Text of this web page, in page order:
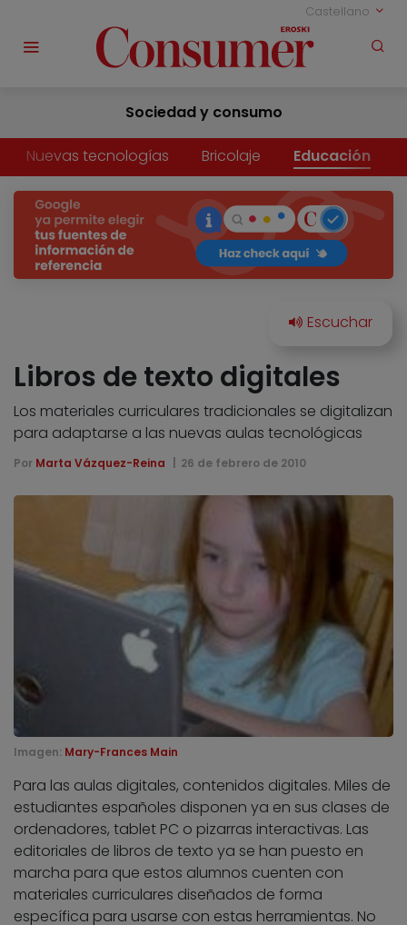
Castellano
Sociedad y consumo
Nuevas tecnologías Bricolaje Educación
Libros de texto digitales
Los materiales curriculares tradicionales se digitalizan
para adaptarse a las nuevas aulas tecnológicas
Por Marta Vázquez-Reina 26 de febrero de 2010
Imagen: Mary-Frances Main
Para las aulas digitales, contenidos digitales. Miles de
estudiantes españoles disponen ya en sus clases de
ordenadores, tablet PC o pizarras interactivas. Las
editoriales de libros de texto ya se han puesto en
marcha para que estos alumnos cuenten con
materiales curriculares diseñados de forma
específica para usarse con estas herramientas. No